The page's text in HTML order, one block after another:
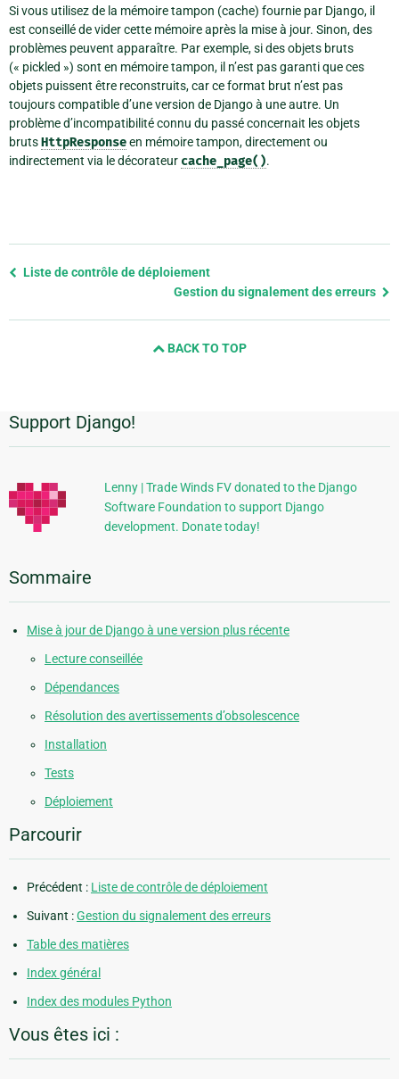
Si vous utilisez de la mémoire tampon (cache) fournie par Django, il
est conseillé de vider cette mémoire après la mise à jour. Sinon, des
problèmes peuvent apparaître. Par exemple, si des objets bruts
(« pickled ») sont en mémoire tampon, il n’est pas garanti que ces
objets puissent être reconstruits, car ce format brut n’est pas
toujours compatible d’une version de Django à une autre. Un
problème d’incompatibilité connu du passé concernait les objets
brutsHttpResponseen mémoire tampon, directement ou
indirectement via le décorateur cache_page().
Previous
Liste de contrôle de déploiement
Gestion du signalement des erreurs
BACK TO TOP
Informations
supplémentaires
Support Django!
Lenny | Trade Winds FV donated to the Django
Software Foundation to support Django
development. Donate today!
Sommaire
Mise à jour de Django à une version plus récente
Lecture conseillée
Dépendances
Résolution des avertissements d’obsolescence
Installation
Tests
Déploiement
Parcourir
Précédent : Liste de contrôle de déploiement
Suivant :Gestion du signalement des erreurs
Table des matières
Index général
Index des modules Python
Vous êtes ici :